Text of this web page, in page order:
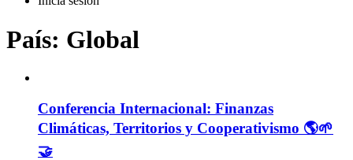
País: Global
Conferencia Internacional: Finanzas
Climáticas, Territorios y Cooperativismo 🌎🌱
🤝